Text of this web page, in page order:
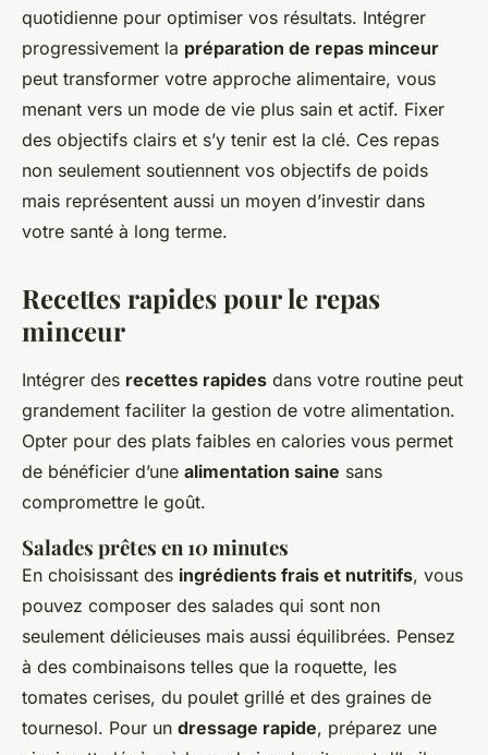
quotidienne pour optimiser vos résultats. Intégrer
progressivement la préparation de repas minceur
peut transformer votre approche alimentaire, vous
menant vers un mode de vie plus sain et actif. Fixer
des objectifs clairs et s’y tenir est la clé. Ces repas
non seulement soutiennent vos objectifs de poids
mais représentent aussi un moyen d’investir dans
votre santé à long terme.
Recettes rapides pour le repas
minceur
Intégrer des recettes rapides dans votre routine peut
grandement faciliter la gestion de votre alimentation.
Opter pour des plats faibles en calories vous permet
de bénéficier d’une alimentation saine sans
compromettre le goût.
Salades prêtes en 10 minutes
En choisissant des ingrédients frais et nutritifs, vous
pouvez composer des salades qui sont non
seulement délicieuses mais aussi équilibrées. Pensez
à des combinaisons telles que la roquette, les
tomates cerises, du poulet grillé et des graines de
tournesol. Pour un dressage rapide, préparez une